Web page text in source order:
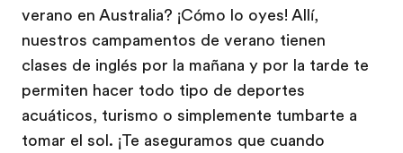
verano en Australia? ¡Cómo lo oyes! Allí,
nuestros campamentos de verano tienen
clases de inglés por la mañana y por la tarde te
permiten hacer todo tipo de deportes
acuáticos, turismo o simplemente tumbarte a
tomar el sol. ¡Te aseguramos que cuando